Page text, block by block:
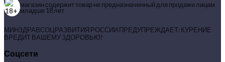
магазин содержит товар не предназначенный для продажи лицам
младше 18 лет
МИНЗДРАВСОЦРАЗВИТИЯ РОССИИ ПРЕДУПРЕЖДАЕТ: КУРЕНИЕ
ВРЕДИТ ВАШЕМУ ЗДОРОВЬЮ!
Соцсети